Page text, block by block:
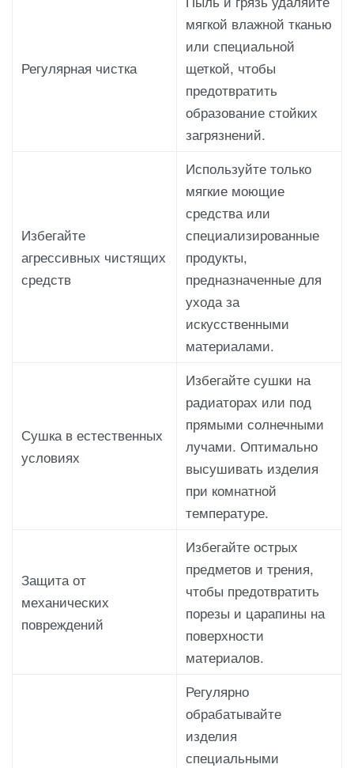
Регулярная чистка
мягкой влажной тканью
или специальной
щеткой, чтобы
предотвратить
образование стойких
загрязнений.
Избегайте
агрессивных чистящих
средств
Используйте только
мягкие моющие
средства или
специализированные
продукты,
предназначенные для
ухода за
искусственными
материалами.
Сушка в естественных
условиях
Избегайте сушки на
радиаторах или под
прямыми солнечными
лучами. Оптимально
высушивать изделия
при комнатной
температуре.
Защита от
механических
повреждений
Избегайте острых
предметов и трения,
чтобы предотвратить
порезы и царапины на
поверхности
материалов.
Регулярно
обрабатывайте
изделия
специальными